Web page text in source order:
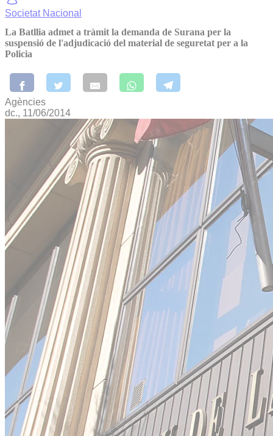
Societat Nacional
La Batllia admet a tràmit la demanda de Surana per la
suspensió de l'adjudicació del material de seguretat per a la
Policia
Agències
dc., 11/06/2014